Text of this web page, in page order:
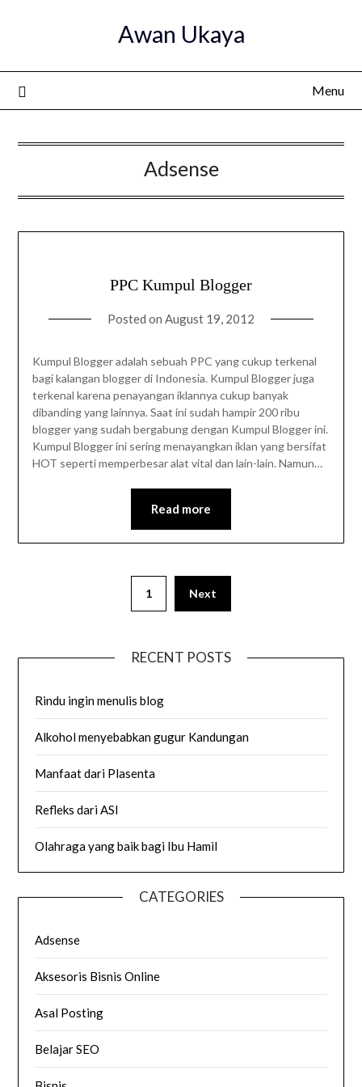
Awan Ukaya
Menu
Adsense
PPC Kumpul Blogger
Posted on August 19, 2012
Kumpul Blogger adalah sebuah PPC yang cukup terkenal
bagi kalangan blogger di Indonesia. Kumpul Blogger juga
terkenal karena penayangan iklannya cukup banyak
dibanding yang lainnya. Saat ini sudah hampir 200 ribu
blogger yang sudah bergabung dengan Kumpul Blogger ini.
Kumpul Blogger ini sering menayangkan iklan yang bersifat
HOT seperti memperbesar alat vital dan lain-lain. Namun…
Read more
1 Next
RECENT POSTS
Rindu ingin menulis blog
Alkohol menyebabkan gugur Kandungan
Manfaat dari Plasenta
Refleks dari ASI
Olahraga yang baik bagi Ibu Hamil
CATEGORIES
Adsense
Aksesoris Bisnis Online
Asal Posting
Belajar SEO